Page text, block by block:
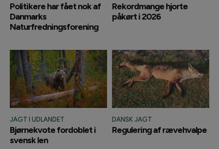
Politikere har fået nok af
Danmarks
Naturfredningsforening
Rekordmange hjorte
påkørt i 2026
JAGT I UDLANDET
Bjørnekvote fordoblet i
svensk len
DANSK JAGT
Regulering af rævehvalpe